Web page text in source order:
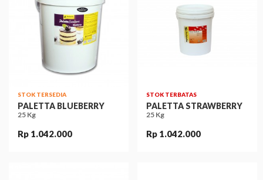
STOK TERSEDIA
PALETTA BLUEBERRY
25 Kg
Rp 1.042.000
STOK TERBATAS
PALETTA STRAWBERRY
25 Kg
Rp 1.042.000